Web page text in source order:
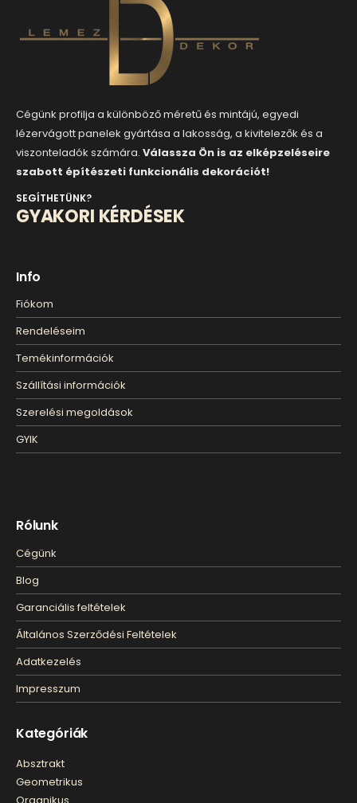
Cégünk profilja a különböző méretű és mintájú, egyedi
lézervágott panelek gyártása a lakosság, a kivitelezők és a
viszonteladók számára. Válassza Ön is az elképzeléseire
szabott építészeti funkcionális dekorációt!
SEGÍTHETÜNK?
GYAKORI KÉRDÉSEK
Info
Fiókom
Rendeléseim
Temékinformációk
Szállítási információk
Szerelési megoldások
GYIK
Rólunk
Cégünk
Blog
Garanciális feltételek
Általános Szerződési Feltételek
Adatkezelés
Impresszum
Kategóriák
Absztrakt
Geometrikus